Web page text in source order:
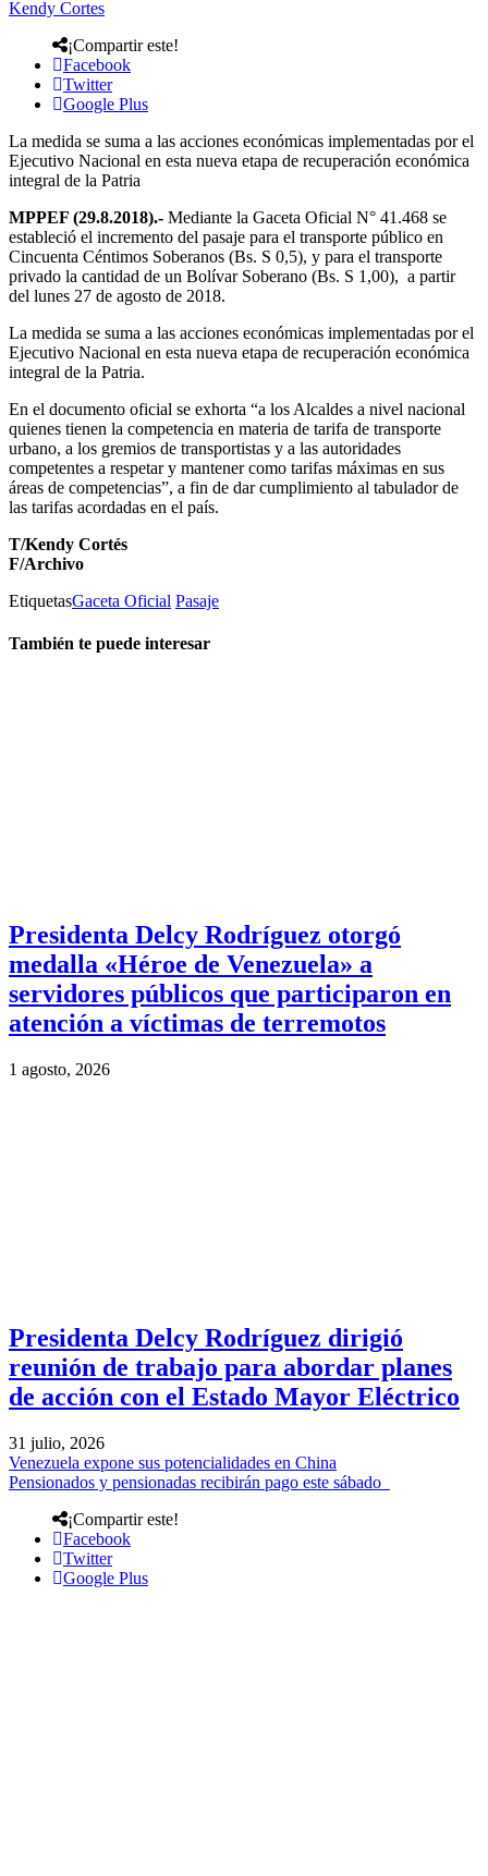
Kendy Cortes
¡Compartir este!
Facebook
Twitter
Google Plus
La medida se suma a las acciones económicas implementadas por el
Ejecutivo Nacional en esta nueva etapa de recuperación económica
integral de la Patria
MPPEF (29.8.2018).- Mediante la Gaceta Oficial N° 41.468 se
estableció el incremento del pasaje para el transporte público en
Cincuenta Céntimos Soberanos (Bs. S 0,5), y para el transporte
privado la cantidad de un Bolívar Soberano (Bs. S 1,00), a partir
del lunes 27 de agosto de 2018.
La medida se suma a las acciones económicas implementadas por el
Ejecutivo Nacional en esta nueva etapa de recuperación económica
integral de la Patria.
En el documento oficial se exhorta “a los Alcaldes a nivel nacional
quienes tienen la competencia en materia de tarifa de transporte
urbano, a los gremios de transportistas y a las autoridades
competentes a respetar y mantener como tarifas máximas en sus
áreas de competencias”, a fin de dar cumplimiento al tabulador de
las tarifas acordadas en el país.
T/Kendy Cortés
F/Archivo
EtiquetasGaceta Oficial Pasaje
También te puede interesar
Presidenta Delcy Rodríguez otorgó
medalla «Héroe de Venezuela» a
servidores públicos que participaron en
atención a víctimas de terremotos
1 agosto, 2026
Presidenta Delcy Rodríguez dirigió
reunión de trabajo para abordar planes
de acción con el Estado Mayor Eléctrico
31 julio, 2026
Venezuela expone sus potencialidades en China
Pensionados y pensionadas recibirán pago este sábado
¡Compartir este!
Facebook
Twitter
Google Plus